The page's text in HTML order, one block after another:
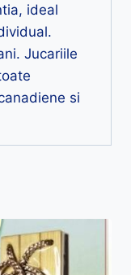
ideal
Jucariile
si